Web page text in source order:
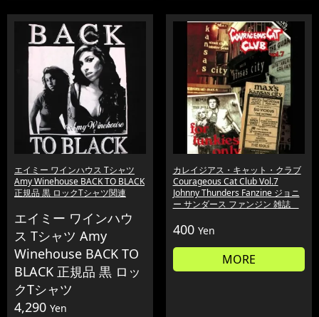
エイミー ワインハウス Tシャツ
Amy Winehouse BACK TO BLACK
正規品 黒 ロックTシャツ関連
エイミー ワインハウ
ス Tシャツ Amy
Winehouse BACK TO
BLACK 正規品 黒 ロッ
クTシャツ
4,290 Yen
カレイジアス・キャット・クラブ
Courageous Cat Club Vol.7
Johnny Thunders Fanzine ジョニ
ー サンダース ファンジン 雑誌
400 Yen
MORE